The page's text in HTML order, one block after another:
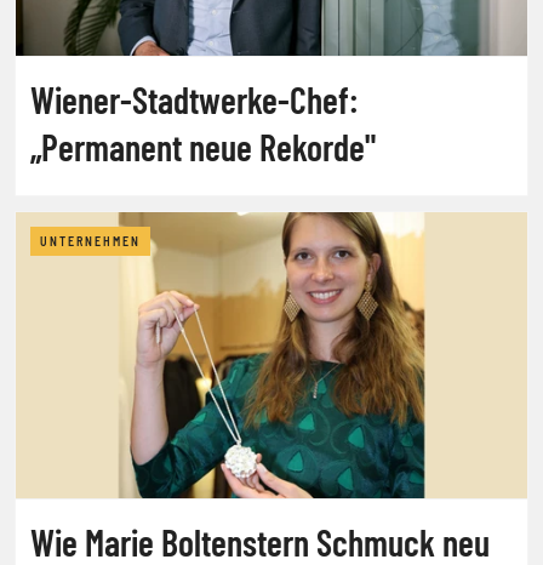
Wiener-Stadtwerke-Chef:
„Permanent neue Rekorde"
UNTERNEHMEN
Wie Marie Boltenstern Schmuck neu